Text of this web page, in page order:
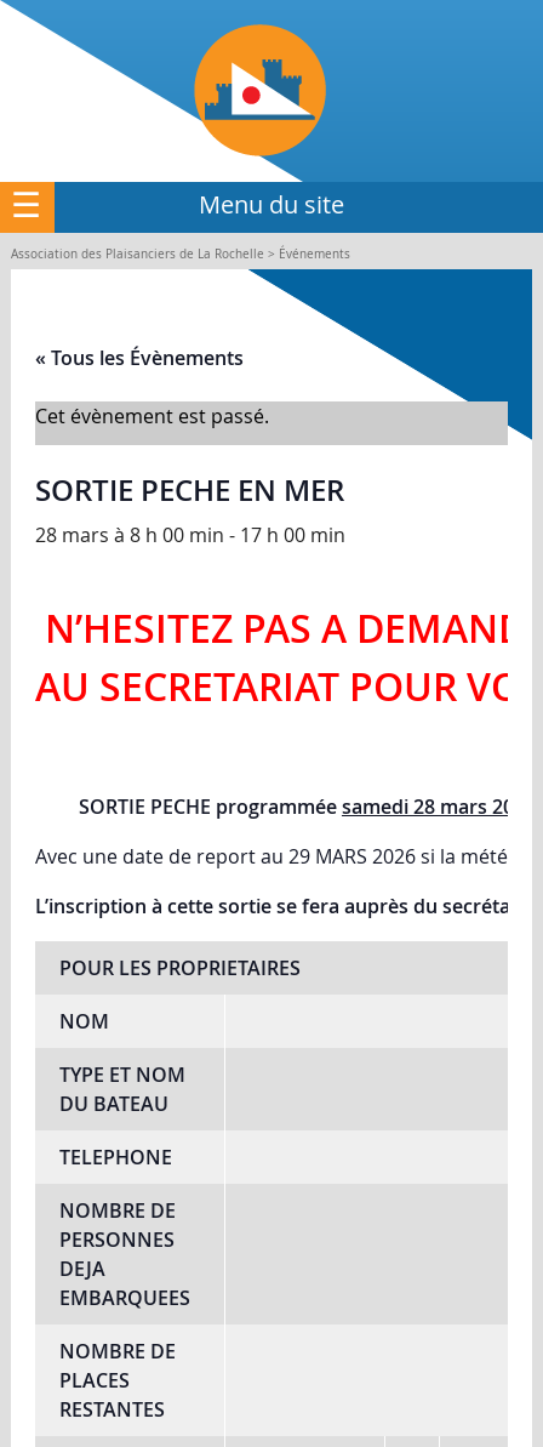
☰ Menu du site
Association des Plaisanciers de La Rochelle > Événements
« Tous les Évènements
Cet évènement est passé.
SORTIE PECHE EN MER
28 mars à 8 h 00 min - 17 h 00 min
N’HESITEZ PAS A
AU SECRETARIAT POUR
SORTIE PECHE programméesamedi 28 mars 2026
Avec une date de report au 29 MARS 2026 si la météo
L’inscription à cette sortie se fera auprès du
POUR LES PROPRIETAIRES
NOM
TYPE ET NOM
DU BATEAU
TELEPHONE
NOMBRE DE
PERSONNES
DEJA
EMBARQUEES
NOMBRE DE
PLACES
RESTANTES